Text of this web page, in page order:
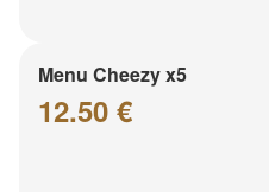
Menu Cheezy x5
12.50 €